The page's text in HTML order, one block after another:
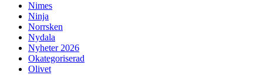
Nimes
Ninja
Norrsken
Nydala
Nyheter 2026
Okategoriserad
Olivet